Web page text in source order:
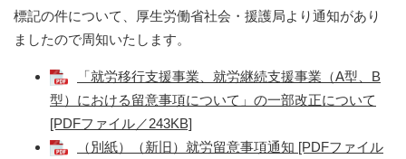
標記の件について、厚生労働省社会・援護局より通知があり
ましたので周知いたします。
「就労移行支援事業、就労継続支援事業（A型、B
型）における留意事項について」の一部改正について
[PDFファイル／243KB]
（別紙）（新旧）就労留意事項通知 [PDFファイル